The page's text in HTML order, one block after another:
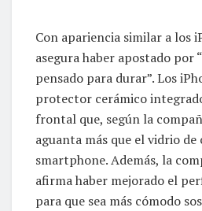
Con apariencia similar a los
asegura haber apostado por
pensado para durar”. Los
protector cerámico
frontal que, según la
aguanta más que el vidrio
smartphone. Además, la
afirma haber mejorado el
para que sea más cómodo